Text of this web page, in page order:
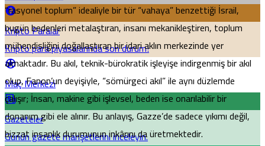
Kripto Paralar
Kripto para piyasalarında son durum!
Maç Merkezi
Gazeteler
Günün gazete manşetlerini inceleyin.
“rasyonel toplum” idealiyle bir tür “vahaya” benzettiği İsrail,
bugün bedenleri metalaştıran, insanı mekanikleştiren, toplum
mühendisliğini doğallaştıran bir idari aklın merkezinde yer
almaktadır. Bu akıl, teknik-bürokratik işleyişe indirgenmiş bir akıl
olup, Fanon’un deyişiyle, “sömürgeci akıl” ile aynı düzlemde
çalışır; İnsan, makine gibi işlevsel, beden ise onarılabilir bir
donanım gibi ele alınır. Bu anlayış, Gazze’de sadece yıkımı değil,
bizzat insanlık durumunun inkârını da üretmektedir.